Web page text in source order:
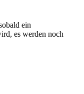
ein
es werden noch